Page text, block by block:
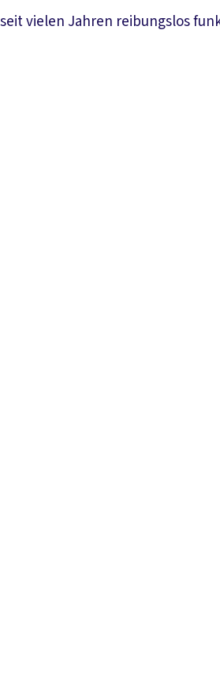
vielen Jahren reibungslos